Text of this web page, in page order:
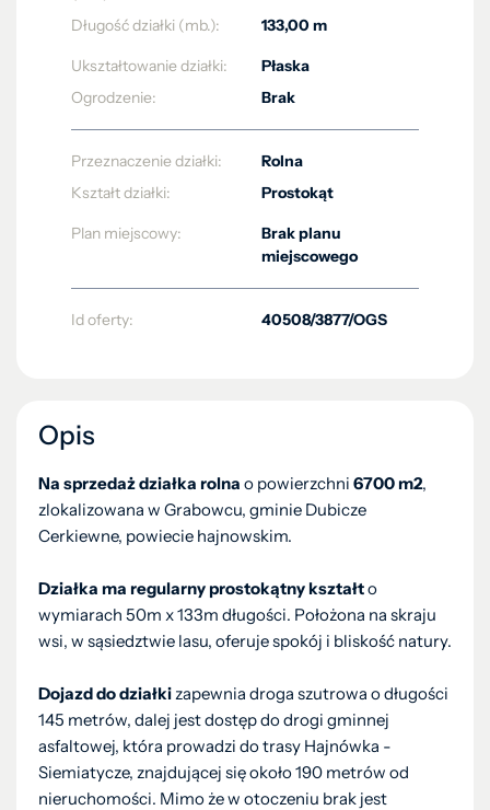
Długość działki (mb.): 133,00 m
Ukształtowanie działki:
Płaska
Ogrodzenie:
Brak
Przeznaczenie działki:
Rolna
Kształt działki:
Prostokąt
Plan miejscowy:
Brak planu
miejscowego
Id oferty: 40508/3877/OGS
Opis
Na sprzedaż działka rolna o powierzchni 6700 m2,
zlokalizowana w Grabowcu, gminie Dubicze
Cerkiewne, powiecie hajnowskim.
Działka ma regularny prostokątny kształto
wymiarach 50m x 133m długości. Położona na skraju
wsi, w sąsiedztwie lasu, oferuje spokój i bliskość natury.
Dojazd do działkizapewnia droga szutrowa o długości
145 metrów, dalej jest dostęp do drogi gminnej
asfaltowej, która prowadzi do trasy Hajnówka -
Siemiatycze, znajdującej się około 190 metrów od
nieruchomości. Mimo że w otoczeniu brak jest